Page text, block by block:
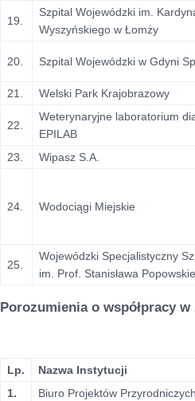
19.
Szpital Wojewódzki im.
Wyszyńskiego w Łomży
20. Szpital Wojewódzki w Gdyni
21.
Welski Park Krajobrazowy
22.
Weterynaryjne laboratorium
EPILAB
23. Wipasz S.A.
24. Wodociągi Miejskie
25.
Wojewódzki Specjalistyczny
im. Prof. Stanisława
Porozumienia o współpracy
Lp. Nazwa Instytucji
1.
Biuro Projektów